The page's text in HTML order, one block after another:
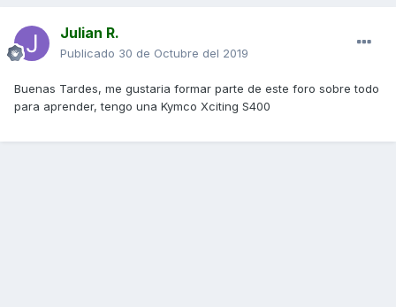
Julian R.
Publicado 30 de Octubre del 2019
Buenas Tardes, me gustaria formar parte de este foro sobre todo
para aprender, tengo una Kymco Xciting S400